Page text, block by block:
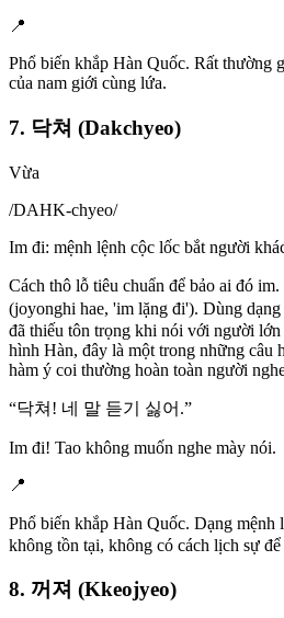
📍
Phổ biến khắp Hàn Quốc. Rất thường
của nam giới cùng lứa.
7. 닥쳐 (Dakchyeo)
Vừa
/DAHK-chyeo/
Im đi: mệnh lệnh cộc lốc bắt người
Cách thô lỗ tiêu chuẩn để bảo ai đó
(joyonghi hae, 'im lặng đi'). Dùng
đã thiếu tôn trọng khi nói với người
hình Hàn, đây là một trong những câu
hàm ý coi thường hoàn toàn người
“닥쳐! 네 말 듣기 싫어.”
Im đi! Tao không muốn nghe mày nói.
📍
Phổ biến khắp Hàn Quốc. Dạng
không tồn tại, không có cách lịch sự để
8. 꺼져 (Kkeojyeo)